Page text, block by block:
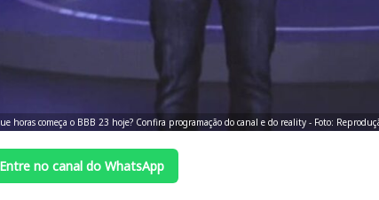
horas começa o BBB 23 hoje? Confira programação do canal e do reality - Foto:
Entre no canal do WhatsApp